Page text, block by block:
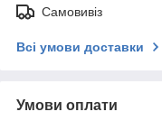
Самовивіз
Всі умови доставки
Умови оплати